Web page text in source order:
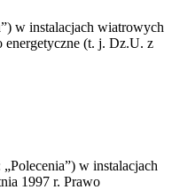
w instalacjach wiatrowych
energetyczne (t. j. Dz.U. z
w instalacjach
1997 r. Prawo